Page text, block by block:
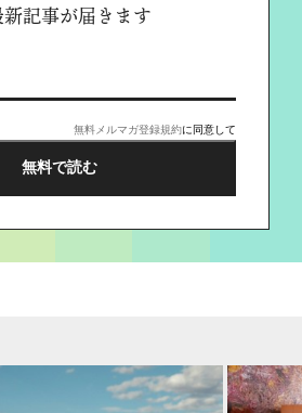
新記事が届きます
無料メルマガ登録規約に同意して